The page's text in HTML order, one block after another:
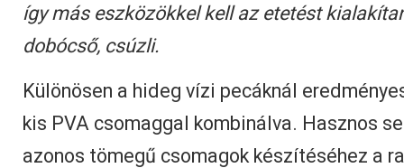
így más eszközökkel kell az etetést
dobócső, csúzli.
Különösen a hideg vízi pecáknál
kis PVA csomaggal kombinálva. Hasznos
azonos tömegű csomagok készítéséhez a